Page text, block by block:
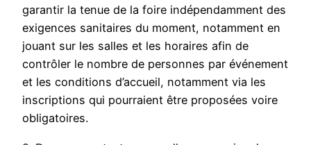
garantir la tenue de la foire indépendamment des
exigences sanitaires du moment, notamment en
jouant sur les salles et les horaires afin de
contrôler le nombre de personnes par événement
et les conditions d’accueil, notamment via les
inscriptions qui pourraient être proposées voire
obligatoires.